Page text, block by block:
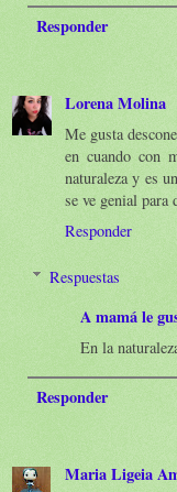
Responder
Lorena Molina
Me gusta
en cuando con
naturaleza y es
se ve genial
Responder
Respuestas
A mamá le
En la
Responder
Maria Ligeia